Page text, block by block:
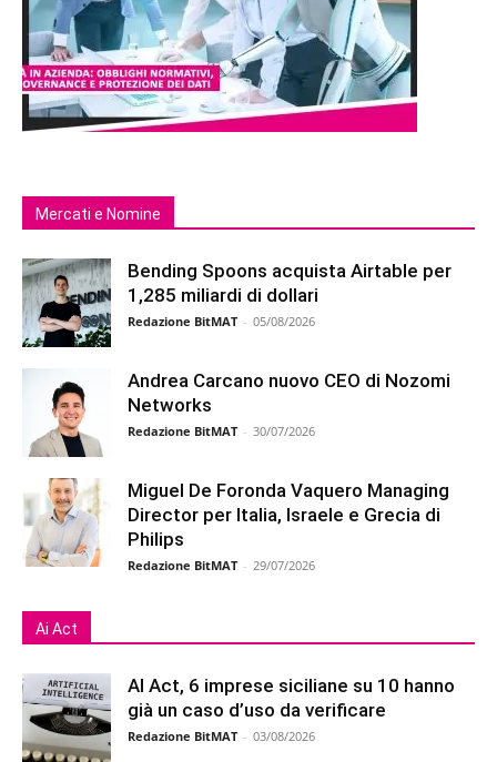
Mercati e Nomine
Bending Spoons acquista Airtable per
1,285 miliardi di dollari
Redazione BitMAT - 05/08/2026
Andrea Carcano nuovo CEO di Nozomi
Networks
Redazione BitMAT - 30/07/2026
Miguel De Foronda Vaquero Managing
Director per Italia, Israele e Grecia di
Philips
Redazione BitMAT - 29/07/2026
Ai Act
AI Act, 6 imprese siciliane su 10 hanno
già un caso d’uso da verificare
Redazione BitMAT - 03/08/2026